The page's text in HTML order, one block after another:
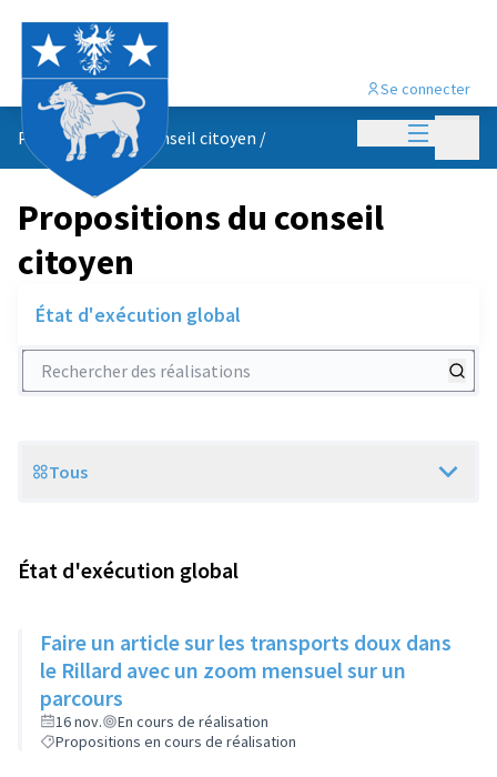
Menu
Se connecter
Propositions du conseil citoyen /
Propositions du conseil
citoyen
État d'exécution global
Rechercher des réalisations
Scope
Tous
État d'exécution global
Faire un article sur les transports doux dans
le Rillard avec un zoom mensuel sur un
parcours
16 nov.
En cours de réalisation
Propositions en cours de réalisation